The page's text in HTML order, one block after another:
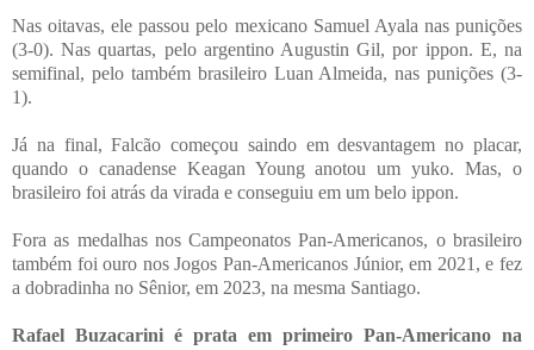
Nas oitavas, ele passou pelo mexicano Samuel Ayala nas punições
(3-0). Nas quartas, pelo argentino Augustin Gil, por ippon. E, na
semifinal, pelo também brasileiro Luan Almeida, nas punições (3-
1).
Já na final, Falcão começou saindo em desvantagem no placar,
quando o canadense Keagan Young anotou um yuko. Mas, o
brasileiro foi atrás da virada e conseguiu em um belo ippon.
Fora as medalhas nos Campeonatos Pan-Americanos, o brasileiro
também foi ouro nos Jogos Pan-Americanos Júnior, em 2021, e fez
a dobradinha no Sênior, em 2023, na mesma Santiago.
Rafael Buzacarini é prata em primeiro Pan-Americano na